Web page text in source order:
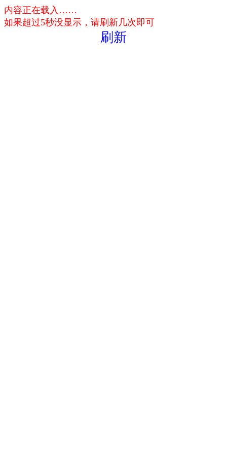
内容正在载入……
如果超过5秒没显示，请刷新几次即可
刷新